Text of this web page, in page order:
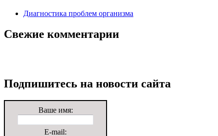
Диагностика проблем организма
Свежие комментарии
Подпишитесь на новости сайта
Ваше имя:
E-mail: